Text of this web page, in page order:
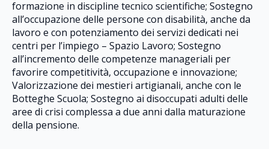
formazione in discipline tecnico scientifiche; Sostegno
all’occupazione delle persone con disabilità, anche da
lavoro e con potenziamento dei servizi dedicati nei
centri per l’impiego – Spazio Lavoro; Sostegno
all’incremento delle competenze manageriali per
favorire competitività, occupazione e innovazione;
Valorizzazione dei mestieri artigianali, anche con le
Botteghe Scuola; Sostegno ai disoccupati adulti delle
aree di crisi complessa a due anni dalla maturazione
della pensione.